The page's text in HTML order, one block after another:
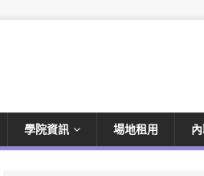
學院資訊 場地租用